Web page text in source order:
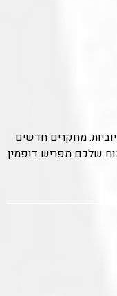
מחקרים חדשים
שלכם מפריש דופמין